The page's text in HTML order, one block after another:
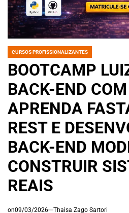
POSTED
CURSOS PROFISSIONALIZANTES
BOOTCAMP
BACK-END
APRENDA
REST E
BACK-END
CONSTRUIR
REAIS
on09/03/2026 Thaisa Zago Sartori